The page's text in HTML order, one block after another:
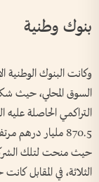
بنوك وطنية
وكانت البنوك الوطنية
التراكمي الحاصلة